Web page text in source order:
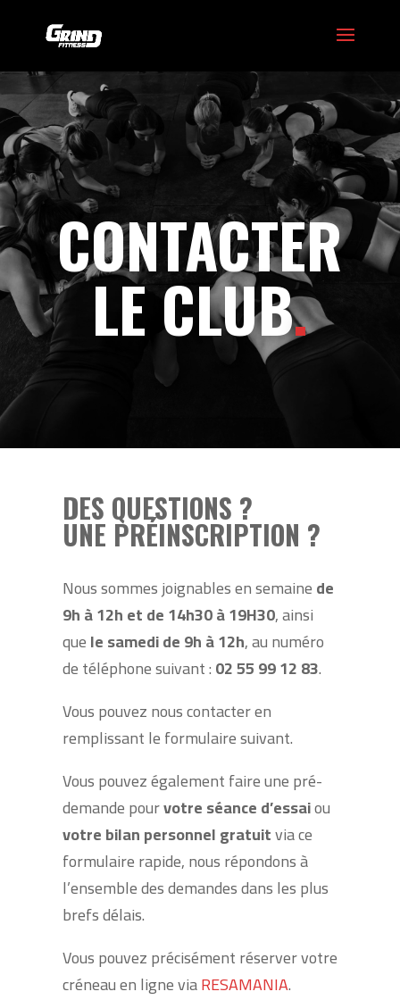
CONTACTER
LE CLUB.
DES QUESTIONS ?
UNE PRÉINSCRIPTION ?
Nous sommes joignables en semainede
9h à 12h et de 14h30 à 19H30, ainsi
quele samedi de 9h à 12h, au numéro
de téléphone suivant :02 55 99 12 83.
Vous pouvez nous contacter en
remplissant le formulaire suivant.
Vous pouvez également faire une pré-
demande pourvotre séance d’essaiou
votrebilan personnel gratuitvia ce
formulaire rapide, nous répondons à
l’ensemble des demandes dans les plus
brefs délais.
Vous pouvez précisément réserver votre
créneau en ligne viaRESAMANIA.